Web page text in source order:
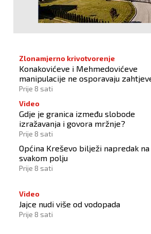
Zlonamjerno krivotvorenje
Konakovićeve i Mehmedovićeve
manipulacije ne osporavaju
Hrvata
Prije 8 sati
Video
Gdje je granica između slobode
izražavanja i govora mržnje?
Prije 8 sati
Općina Kreševo bilježi napredak na
svakom polju
Prije 8 sati
Video
Jajce nudi više od vodopada
Prije 8 sati